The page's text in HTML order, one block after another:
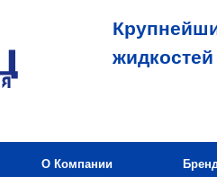
О Компании